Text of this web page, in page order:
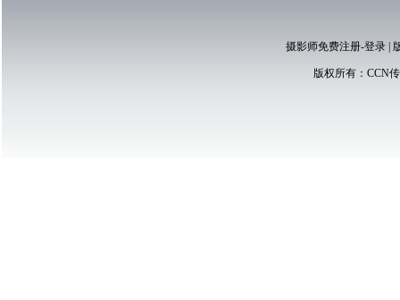
摄影师免费注册-登录|
版权所有： CCN